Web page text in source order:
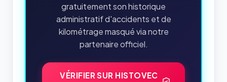
gratuitement son historique
administratif d'accidents et de
kilométrage masqué via notre
partenaire officiel.
VÉRIFIER SUR HISTOVEC